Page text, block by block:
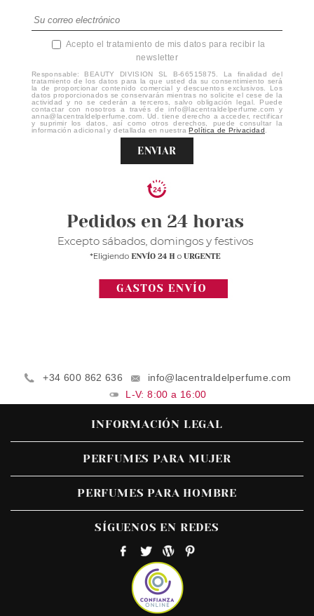
Acepto el tratamiento de mis datos para recibir la
newsletter
Responsable: BEAUTY DIVISION SL B-66515875. La finalidad del
tratamiento de los datos para la que usted da su consentimiento será
la de proporcionar contenido comercial y descuentos exclusivos. Los
datos proporcionados se conservarán mientras no solicite el cese de la
actividad y no se cederán a terceros, salvo obligación legal. Puede
contactar con nosotros a través de info@lacentraldelperfume.com y
anna@lacentraldelperfume.com. Ud. tiene derecho a acceder, rectificar
y suprimir los datos, así como otros derechos, puede consultar la
información adicional y detallada en nuestraPolítica de Privacidad
ENVIAR
+34 600 862 636
info@lacentraldelperfume.com
L-V: 8:00 a 16:00
INFORMACIÓN LEGAL
PERFUMES PARA MUJER
PERFUMES PARA HOMBRE
SÍGUENOS EN REDES